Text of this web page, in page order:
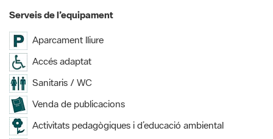
Serveis de l’equipament
Aparcament lliure
Accés adaptat
Sanitaris / WC
Venda de publicacions
Activitats pedagògiques i d’educació ambiental